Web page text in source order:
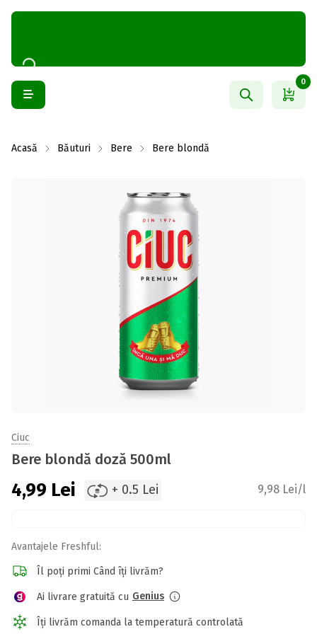
0
Acasă Băuturi Bere Bere blondă
Ciuc
Bere blondă doză 500ml
4,99 Lei + 0.5 Lei 9,98 Lei/l
Avantajele Freshful:
Îl poți primi Când îți livrăm?
Ai livrare gratuită cu Genius
Îți livrăm comanda la temperatură controlată